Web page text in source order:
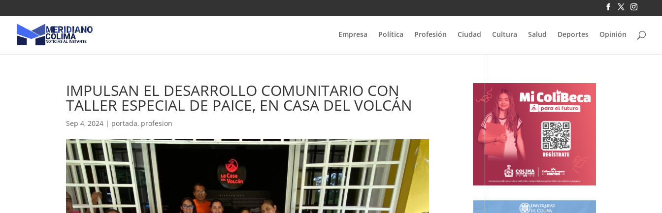
Empresa Política Profesión Ciudad Cultura Salud Deportes Opinión
IMPULSAN EL DESARROLLO COMUNITARIO CON
TALLER ESPECIAL DE PAICE, EN CASA DEL VOLCÁN
Sep 4, 2024 | portada, profesion